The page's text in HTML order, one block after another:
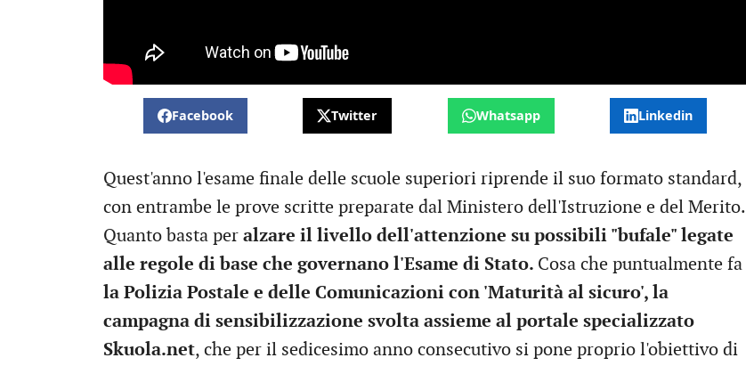
Facebook Twitter Whatsapp Linkedin
Quest'anno l'esame finale delle scuole superiori riprende il suo formato standard,
con entrambe le prove scritte preparate dal Ministero dell'Istruzione e del Merito.
Quanto basta per alzare il livello dell'attenzione su possibili "bufale" legate
alle regole di base che governano l'Esame di Stato. Cosa che puntualmente fa
la Polizia Postale e delle Comunicazioni con 'Maturità al sicuro', la
campagna di sensibilizzazione svolta assieme al portale specializzato
Skuola.net, che per il sedicesimo anno consecutivo si pone proprio l'obiettivo di